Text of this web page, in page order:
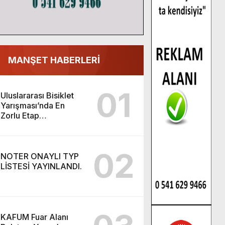
MANŞET HABERLERİ
Uluslararası Bisiklet
Yarışması’nda En
Zorlu Etap
01
NOTER ONAYLI TYP
LİSTESİ YAYINLANDI.
02
KAFUM Fuar Alanı